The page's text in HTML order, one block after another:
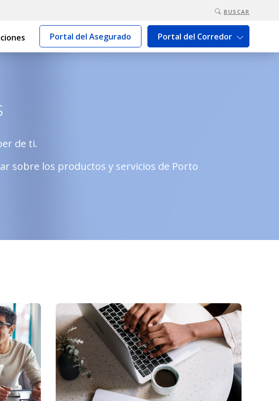
BUSCAR
Portal del Asegurado Portal del Corredor
de ti.
sobre los productos y servicios de Porto